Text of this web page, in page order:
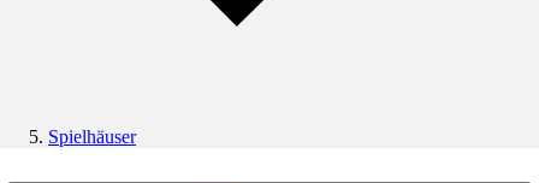
Spielhäuser